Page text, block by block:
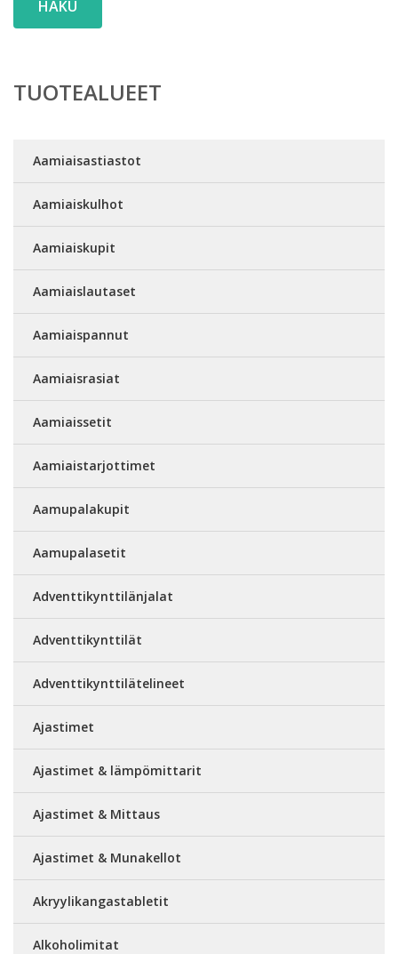
HAKU
TUOTEALUEET
Aamiaisastiastot
Aamiaiskulhot
Aamiaiskupit
Aamiaislautaset
Aamiaispannut
Aamiaisrasiat
Aamiaissetit
Aamiaistarjottimet
Aamupalakupit
Aamupalasetit
Adventtikynttilänjalat
Adventtikynttilät
Adventtikynttilätelineet
Ajastimet
Ajastimet & lämpömittarit
Ajastimet & Mittaus
Ajastimet & Munakellot
Akryylikangastabletit
Alkoholimitat